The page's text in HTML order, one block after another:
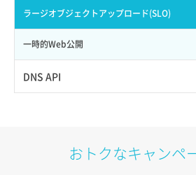
サーバー一覧取得
サーバー作成
サーバー利用状況グラフ（トラフィック）
ネットワーク詳細取得
ポート一覧取得
ポート作成（ローカルネットワーク用）
リスナー削除
リスナー更新
リスナー詳細取得
ラージオブジェクトアップロード(SLO)
一時的Web公開
DNS API
おトクなキャンペ